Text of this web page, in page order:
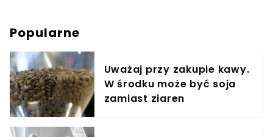
Popularne
Uważaj przy zakupie kawy.
W środku może być soja
zamiast ziaren